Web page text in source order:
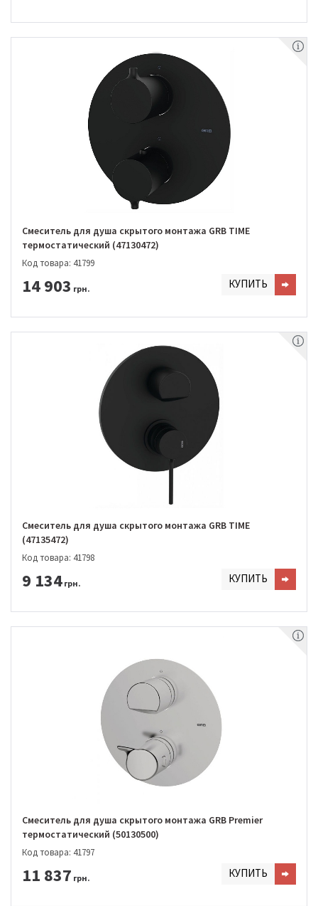
Смеситель для душа скрытого монтажа GRB TIME
термостатический (47130472)
Код товара: 41799
14 903 грн. КУПИТЬ
Смеситель для душа скрытого монтажа GRB TIME
(47135472)
Код товара: 41798
9 134 грн. КУПИТЬ
Смеситель для душа скрытого монтажа GRB Premier
термостатический (50130500)
Код товара: 41797
11 837 грн. КУПИТЬ